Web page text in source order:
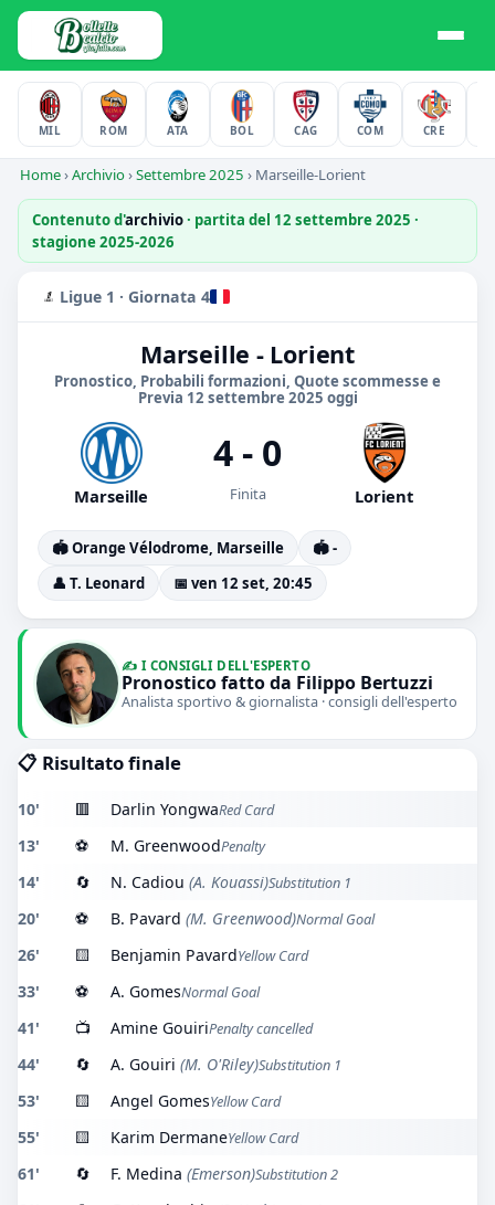
MIL ROM ATA BOL CAG COM CRE
Home›Archivio›Settembre 2025 › Marseille-Lorient
Contenuto d'archivio· partita del 12 settembre 2025 ·
stagione 2025-2026
Ligue 1 · Giornata 4
Marseille - Lorient
Pronostico, Probabili formazioni, Quote scommesse e
Previa 12 settembre 2025 oggi
Marseille
4 - 0
Finita Lorient
🏟️ Orange Vélodrome, Marseille
🏟️ -
👤 T. Leonard
📅 ven 12 set, 20:45
✍️ I CONSIGLI DELL'ESPERTO
Pronostico fatto da Filippo Bertuzzi
Analista sportivo & giornalista · consigli dell'esperto
📋 Risultato finale
10' 🟥 Darlin YongwaRed Card
13' ⚽ M. GreenwoodPenalty
14' 🔄 N. Cadiou (A. Kouassi)Substitution 1
20' ⚽ B. Pavard (M. Greenwood)Normal Goal
26' 🟨 Benjamin PavardYellow Card
33' ⚽ A. GomesNormal Goal
41' 📺 Amine GouiriPenalty cancelled
44' 🔄 A. Gouiri (M. O'Riley)Substitution 1
53' 🟨 Angel GomesYellow Card
55' 🟨 Karim DermaneYellow Card
61' 🔄 F. Medina (Emerson)Substitution 2